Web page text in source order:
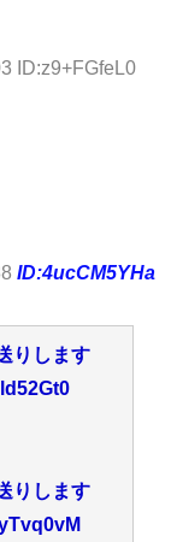
ID:z9+FGfeL0
ID:4ucCM5YHa
りします
りします